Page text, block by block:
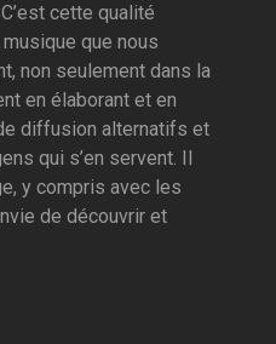
cette qualité
que nous
non seulement dans la
en élaborant et en
diffusion alternatifs et
qui s’en servent. Il
y compris avec les
de découvrir et